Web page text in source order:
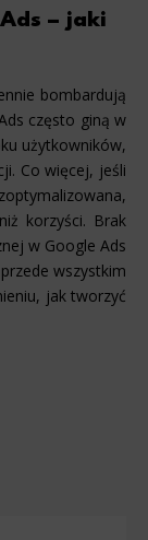
– jaki
bombardują
często giną w
użytkowników,
Co więcej, jeśli
korzyści. Brak
w Google Ads
wszystkim
jak tworzyć